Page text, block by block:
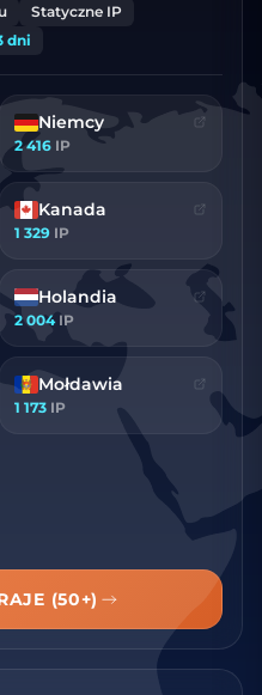
Statyczne IP
dni
Niemcy
2 416 IP
Kanada
1 329 IP
Holandia
2 004IP
Mołdawia
1 173 IP
(50+)